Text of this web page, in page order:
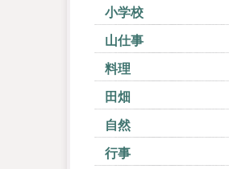
小学校
山仕事
料理
田畑
自然
行事